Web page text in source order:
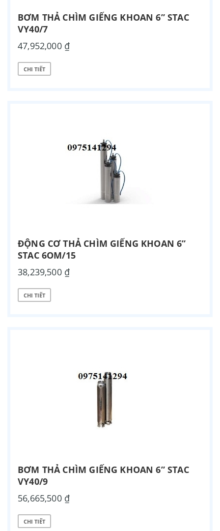
BƠM THẢ CHÌM GIẾNG KHOAN 6” STAC
VY40/7
47,952,000 ₫
CHI TIẾT
ĐỘNG CƠ THẢ CHÌM GIẾNG KHOAN 6”
STAC 6OM/15
38,239,500 ₫
CHI TIẾT
BƠM THẢ CHÌM GIẾNG KHOAN 6” STAC
VY40/9
56,665,500 ₫
CHI TIẾT